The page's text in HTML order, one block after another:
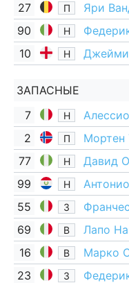
27 П Яри
90 Н
10 Н
ЗАПАСНЫЕ
7
Н
2 П Мортен
77 Н Давид
99 Н
55 З
69 В
Лапо
16
В
Марко
23
З